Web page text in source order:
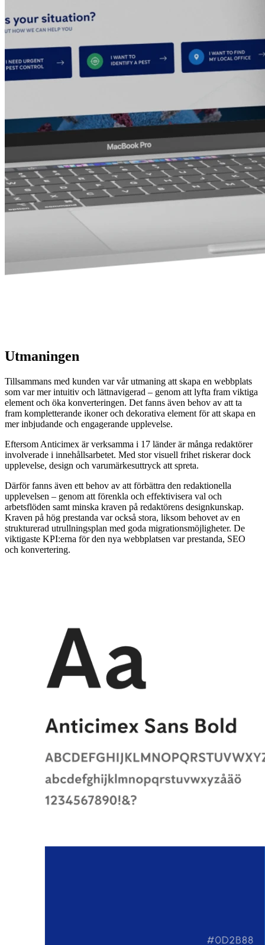
Utmaningen
Tillsammans med kunden var vår utmaning att skapa en webbplats
som var mer intuitiv och lättnavigerad – genom att lyfta fram viktiga
element och öka konverteringen. Det fanns även behov av att ta
fram kompletterande ikoner och dekorativa element för att skapa en
mer inbjudande och engagerande upplevelse.
Eftersom Anticimex är verksamma i 17 länder är många redaktörer
involverade i innehållsarbetet. Med stor visuell frihet riskerar dock
upplevelse, design och varumärkesuttryck att spreta.
Därför fanns även ett behov av att förbättra den redaktionella
upplevelsen – genom att förenkla och effektivisera val och
arbetsflöden samt minska kraven på redaktörens designkunskap.
Kraven på hög prestanda var också stora, liksom behovet av en
strukturerad utrullningsplan med goda migrationsmöjligheter. De
viktigaste KPI:erna för den nya webbplatsen var prestanda, SEO
och konvertering.